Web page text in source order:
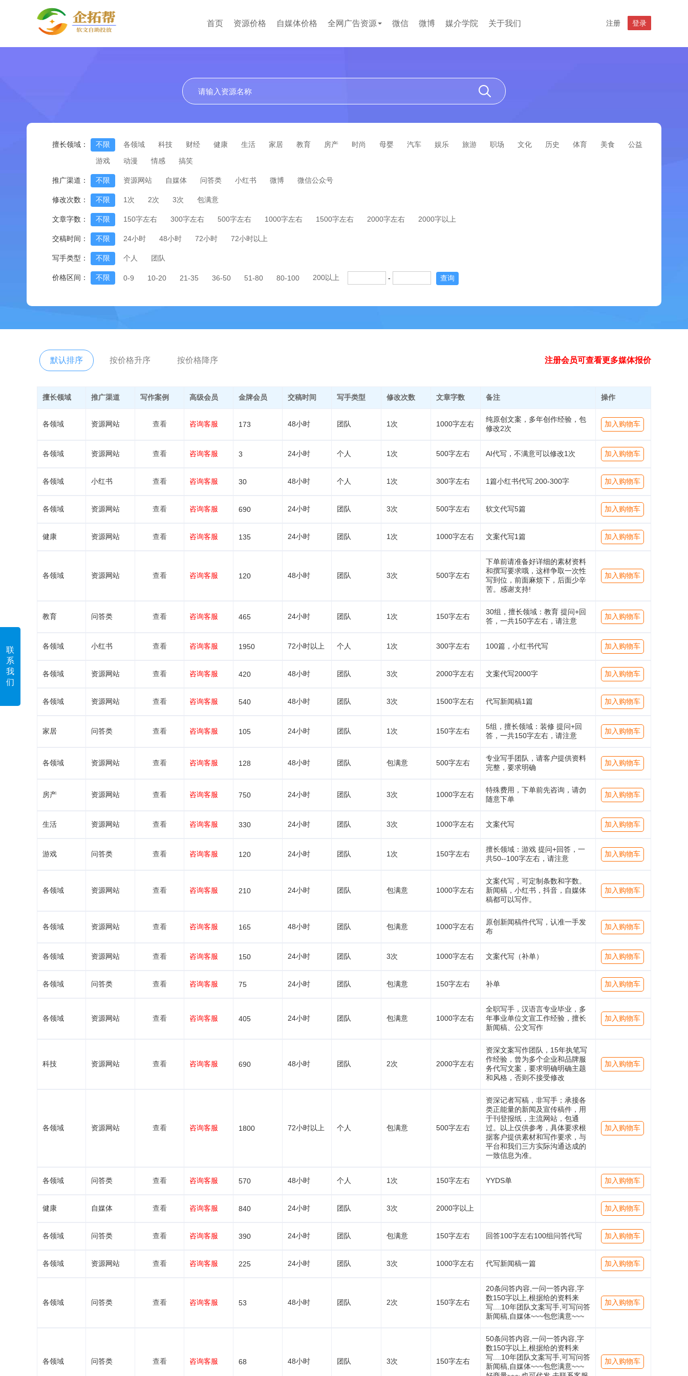
联
系
我
们
首页 资源价格 自媒体价格 全网广告资源
小红书 文案代写
百度百科
短视频
微信 微博 媒介学院 关于我们 注册 登录
擅长领域： 不限 各领域 科技 财经 健康 生活 家居 教育 房产 时尚 母婴 汽车 娱乐 旅游 职场 文化 历史 体育 美食
公益
游戏
动漫 情感 搞笑
推广渠道： 不限 资源网站 自媒体 问答类 小红书 微博 微信公众号
修改次数： 不限 1次 2次 3次 包满意
文章字数： 不限 150字左右 300字左右 500字左右 1000字左右 1500字左右 2000字左右 2000字以上
交稿时间： 不限 24小时 48小时 72小时 72小时以上
写手类型： 不限 个人 团队
价格区间： 不限 0-9 10-20 21-35 36-50 51-80 80-100 200以上 - 查询
默认排序 按价格升序 按价格降序 注册会员可查看更多媒体报价
擅长领域 推广渠道 写作案例 高级会员 金牌会员 交稿时间 写手类型 修改次数 文章字数 备注 操作
各领域 资源网站 查看 咨询客服 173 48小时 团队 1次 1000字左右
纯原创文案，多年创作经验，包
修改2次
加入购物车
各领域 资源网站 查看 咨询客服 3 24小时 个人 1次 500字左右 AI代写，不满意可以修改1次 加入购物车
各领域 小红书 查看 咨询客服 30 48小时 个人 1次 300字左右 1篇小红书代写.200-300字 加入购物车
各领域 资源网站 查看 咨询客服 690 24小时 团队 3次 500字左右 软文代写5篇 加入购物车
健康 资源网站 查看 咨询客服 135 24小时 团队 1次 1000字左右 文案代写1篇 加入购物车
各领域 资源网站 查看 咨询客服 120 48小时 团队 3次 500字左右
下单前请准备好详细的素材资料
和撰写要求哦，这样争取一次性
写到位，前面麻烦下，后面少辛
苦。感谢支持!
加入购物车
教育 问答类 查看 咨询客服 465 24小时 团队 1次 150字左右
30组，擅长领域：教育 提问+回
答，一共150字左右，请注意
加入购物车
各领域 小红书 查看 咨询客服 1950 72小时以上 个人 1次 300字左右 100篇，小红书代写 加入购物车
各领域 资源网站 查看 咨询客服 420 48小时 团队 3次 2000字左右 文案代写2000字 加入购物车
各领域 资源网站 查看 咨询客服 540 48小时 团队 3次 1500字左右 代写新闻稿1篇 加入购物车
家居 问答类 查看 咨询客服 105 24小时 团队 1次 150字左右
5组，擅长领域：装修 提问+回
答，一共150字左右，请注意
加入购物车
各领域 资源网站 查看 咨询客服 128 48小时 团队 包满意 500字左右
专业写手团队，请客户提供资料
完整，要求明确
加入购物车
房产 资源网站 查看 咨询客服 750 24小时 团队 3次 1000字左右
特殊费用，下单前先咨询，请勿
随意下单
加入购物车
生活 资源网站 查看 咨询客服 330 24小时 团队 3次 1000字左右 文案代写 加入购物车
游戏 问答类 查看 咨询客服 120 24小时 团队 1次 150字左右
擅长领域：游戏 提问+回答，一
共50--100字左右，请注意
加入购物车
各领域 资源网站 查看 咨询客服 210 24小时 团队 包满意 1000字左右
文案代写，可定制条数和字数。
新闻稿，小红书，抖音，自媒体
稿都可以写作。
加入购物车
各领域 资源网站 查看 咨询客服 165 48小时 团队 包满意 1000字左右
原创新闻稿件代写，认准一手发
布
加入购物车
各领域 资源网站 查看 咨询客服 150 24小时 团队 3次 1000字左右 文案代写（补单） 加入购物车
各领域 问答类 查看 咨询客服 75 24小时 团队 包满意 150字左右 补单 加入购物车
各领域 资源网站 查看 咨询客服 405 24小时 团队 包满意 1000字左右
全职写手，汉语言专业毕业，多
年事业单位文宣工作经验，擅长
新闻稿、公文写作
加入购物车
科技 资源网站 查看 咨询客服 690 48小时 团队 2次 2000字左右
资深文案写作团队，15年执笔写
作经验，曾为多个企业和品牌服
务代写文案，要求明确明确主题
和风格，否则不接受修改
加入购物车
各领域 资源网站 查看 咨询客服 1800 72小时以上 个人 包满意 500字左右
资深记者写稿，非写手；承接各
类正能量的新闻及宣传稿件，用
于刊登报纸，主流网站，包通
过。以上仅供参考，具体要求根
据客户提供素材和写作要求，与
平台和我们三方实际沟通达成的
一致信息为准。
加入购物车
各领域 问答类 查看 咨询客服 570 48小时 个人 1次 150字左右 YYDS单 加入购物车
健康 自媒体 查看 咨询客服 840 24小时 团队 3次 2000字以上 加入购物车
各领域 问答类 查看 咨询客服 390 24小时 团队 包满意 150字左右 回答100字左右100组问答代写 加入购物车
各领域 资源网站 查看 咨询客服 225 24小时 团队 3次 1000字左右 代写新闻稿一篇 加入购物车
各领域 问答类 查看 咨询客服 53 48小时 团队 2次 150字左右
20条问答内容,一问一答内容,字
数150字以上,根据给的资料来
写....10年团队文案写手,可写问答
新闻稿,自媒体~~~包您满意~~~
加入购物车
各领域 问答类 查看 咨询客服 68 48小时 团队 3次 150字左右
50条问答内容,一问一答内容,字
数150字以上,根据给的资料来
写....10年团队文案写手,可写问答
新闻稿,自媒体~~~包您满意~~~
加入购物车